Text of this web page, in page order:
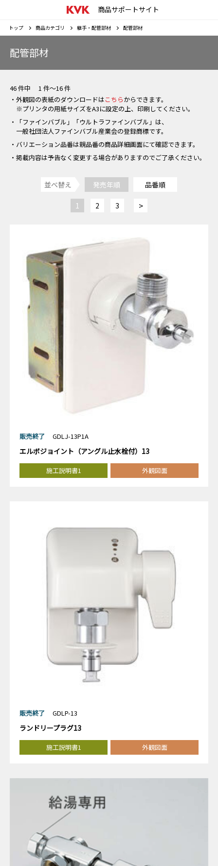
商品サポートサイト
トップ 商品カテゴリ 継手・配管部材 配管部材
配管部材
46 件中 1 件～16 件
・外観図の表紙のダウンロードはこちらからできます。
※プリンタの用紙サイズをA3に設定の上、印刷してください。
・「ファインバブル」「ウルトラファインバブル」は、
一般社団法人ファインバブル産業会の登録商標です。
・バリエーション品番は親品番の商品詳細画面にて確認できます。
・掲載内容は予告なく変更する場合がありますのでご了承ください。
並べ替え 発売年順 品番順
1 2 3 >
販売終了 GDLJ-13P1A
エルボジョイント（アングル止水栓付）13
施工説明書1 外観図面
販売終了 GDLP-13
ランドリープラグ13
施工説明書1 外観図面